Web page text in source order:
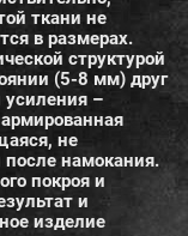
ткани не
в размерах.
структурой
(5-8 мм) друг
усиления –
не
намокания.
покроя и
и
изделие